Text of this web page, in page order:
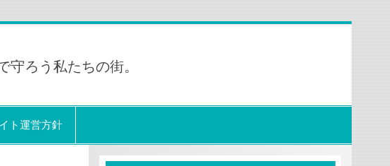
守ろう私たちの街。
ト運営方針